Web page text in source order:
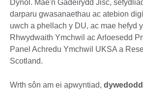
Dynol. Mae'n Gadeirydd Jisc,
darparu gwasanaethau ac atebion
uwch a phellach y DU, ac mae hefyd
Rhwydwaith Ymchwil ac Arloesedd
Panel Achredu Ymchwil UKSA a
Scotland.
Wrth sôn am ei apwyntiad,